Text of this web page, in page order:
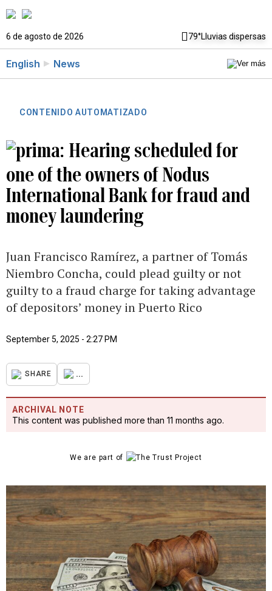
6 de agosto de 2026 79°Lluvias dispersas
English News
CONTENIDO AUTOMATIZADO
Hearing scheduled for
one of the owners of Nodus
International Bank for fraud and
money laundering
Juan Francisco Ramírez, a partner of Tomás
Niembro Concha, could plead guilty or not
guilty to a fraud charge for taking advantage
of depositors’ money in Puerto Rico
September 5, 2025 - 2:27 PM
SHARE ...
ARCHIVAL NOTE
This content was published more than 11 months ago.
We are part of